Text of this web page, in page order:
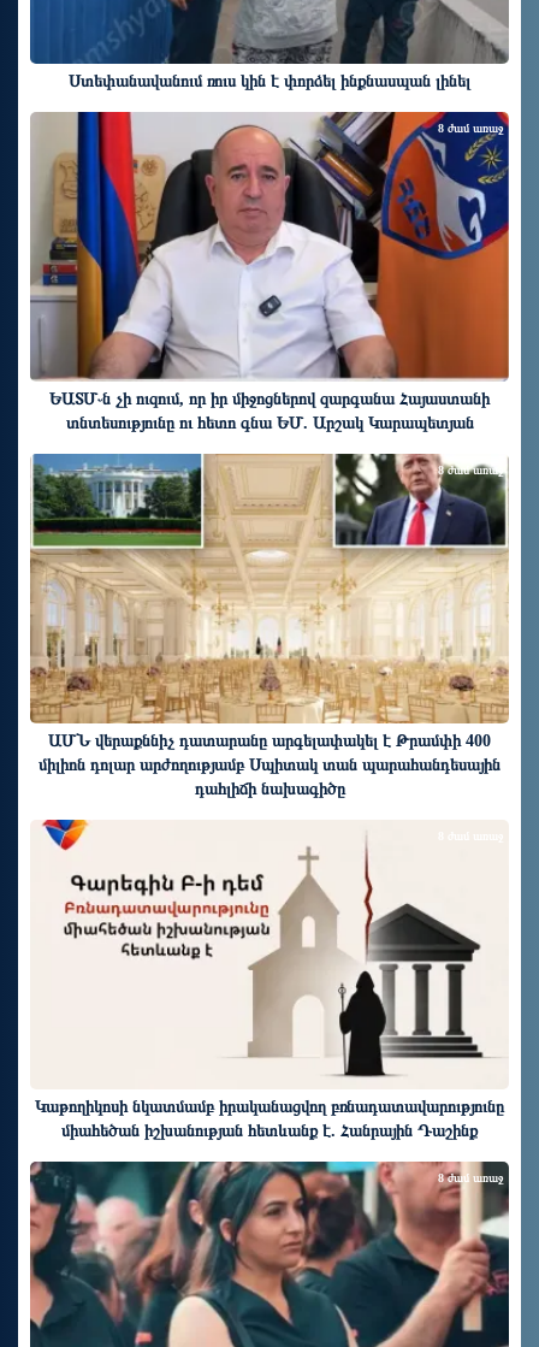
Ստեփանավանում ռուս կին է փորձել ինքնասպան լինել
ԵԱՏՄ֊ն չի ուզում, որ իր միջոցներով զարգանա Հայաստանի
տնտեսությունը ու հետո գնա ԵՄ. Արշակ Կարապետյան
8 ժամ առաջ
ԱՄՆ վերաքննիչ դատարանը արգելափակել է Թրամփի 400
միլիոն դոլար արժողությամբ Սպիտակ տան պարահանդեսային
դահլիճի նախագիծը
8 ժամ առաջ
Կաթողիկոսի նկատմամբ իրականացվող բռնադատավարությունը
միահեծան իշխանության հետևանք է. Հանրային Դաշինք
8 ժամ առաջ